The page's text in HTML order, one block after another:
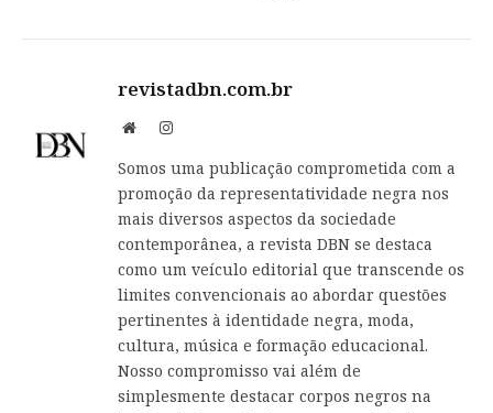
revistadbn.com.br
WebsiteInstagram
Somos uma publicação comprometida com a
promoção da representatividade negra nos
mais diversos aspectos da sociedade
contemporânea, a revista DBN se destaca
como um veículo editorial que transcende os
limites convencionais ao abordar questões
pertinentes à identidade negra, moda,
cultura, música e formação educacional.
Nosso compromisso vai além de
simplesmente destacar corpos negros na